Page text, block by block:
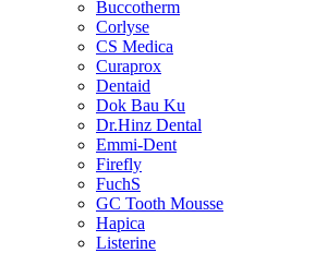
Buccotherm
Corlyse
CS Medica
Curaprox
Dentaid
Dok Bau Ku
Dr.Hinz Dental
Emmi-Dent
Firefly
FuchS
GC Tooth Mousse
Hapica
Listerine